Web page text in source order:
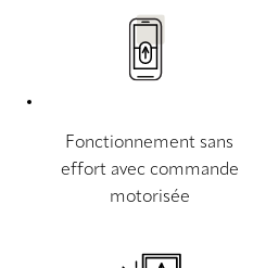
Fonctionnement sans
effort avec commande
motorisée